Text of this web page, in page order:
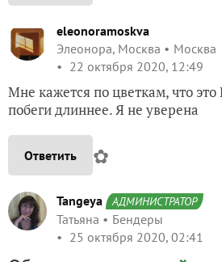
eleonoramoskva
Элеонора, Москва
Москва
22 октября 2020, 12:49
Мне кажется по цветкам, что это
побеги длиннее. Я не уверена
Ответить ✿
Tangeya АДМИНИСТРАТОР
Татьяна
Бендеры
25 октября 2020, 02:41